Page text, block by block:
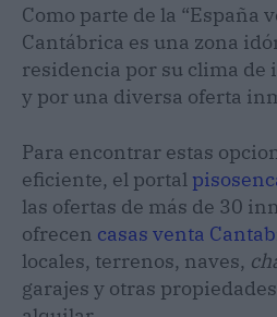
Como parte de la “España
Cantábrica es una zona
residencia por su clima de
y por una diversa oferta
Para encontrar estas
eficiente, el portal
las ofertas de más de 30
ofrecen casas venta
locales, terrenos, naves,
garajes y otras